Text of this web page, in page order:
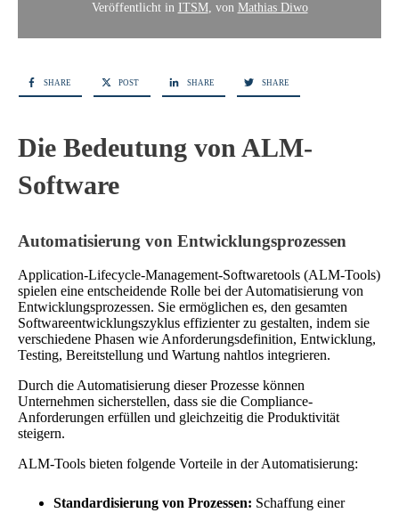
Veröffentlicht in ITSM, von Mathias Diwo
SHARE POST SHARE SHARE
Die Bedeutung von ALM-
Software
Automatisierung von Entwicklungsprozessen
Application-Lifecycle-Management-Softwaretools (ALM-Tools)
spielen eine entscheidende Rolle bei der Automatisierung von
Entwicklungsprozessen. Sie ermöglichen es, den gesamten
Softwareentwicklungszyklus effizienter zu gestalten, indem sie
verschiedene Phasen wie Anforderungsdefinition, Entwicklung,
Testing, Bereitstellung und Wartung nahtlos integrieren.
Durch die Automatisierung dieser Prozesse können
Unternehmen sicherstellen, dass sie die Compliance-
Anforderungen erfüllen und gleichzeitig die Produktivität
steigern.
ALM-Tools bieten folgende Vorteile in der Automatisierung:
Standardisierung von Prozessen: Schaffung einer